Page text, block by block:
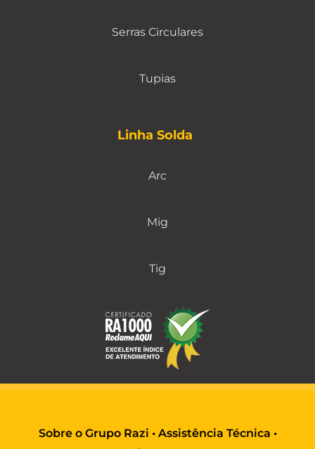
Serras Circulares
Tupias
Linha Solda
Arc
Mig
Tig
Sobre o Grupo Razi • Assistência Técnica •